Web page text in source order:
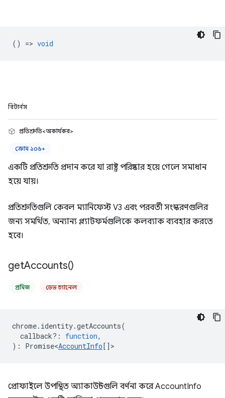
() => void
রিটার্নস
প্রতিশ্রুতি<অকার্যকর>
ক্রোম ১০৬+
একটি প্রতিশ্রুতি প্রদান করে যা রাষ্ট্র পরিষ্কার হয়ে গেলে সমাধান
হয়ে যায়।
প্রতিশ্রুতিগুলি কেবল ম্যানিফেস্ট V3 এবং পরবর্তী সংস্করণগুলির
জন্য সমর্থিত, অন্যান্য প্ল্যাটফর্মগুলিকে কলব্যাক ব্যবহার করতে
হবে।
getAccounts()
প্রমিজ ডেভ চ্যানেল
chrome. identity.getAccounts(
callback? : function,
) : Promise<AccountInfo[] >
প্রোফাইলে উপস্থিত অ্যাকাউন্টগুলি বর্ণনা করে AccountInfo